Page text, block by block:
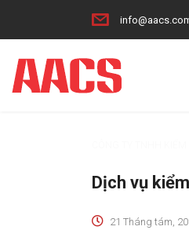
Dịch vụ
21 Tháng tám,